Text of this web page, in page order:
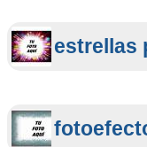
estrellas